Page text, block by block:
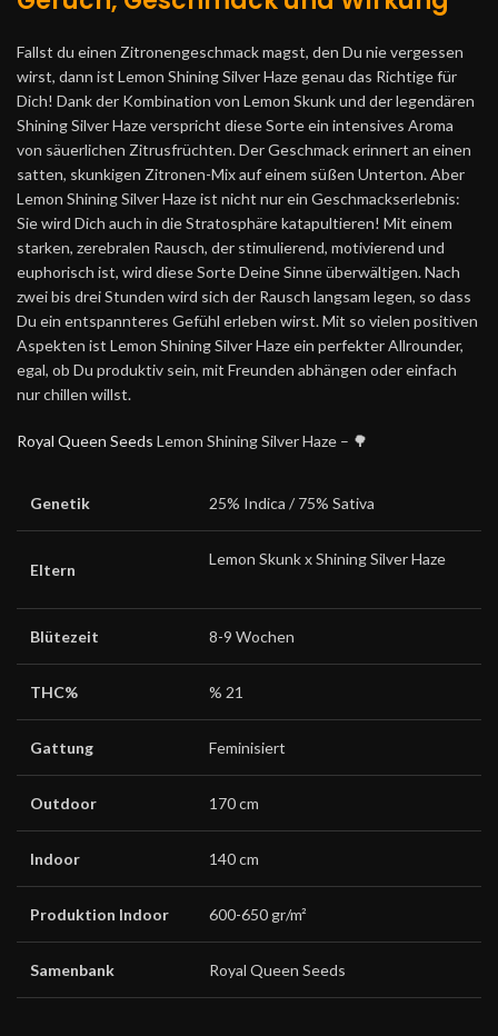
Fallst du einen Zitronengeschmack magst, den Du nie vergessen
wirst, dann ist Lemon Shining Silver Haze genau das Richtige für
Dich! Dank der Kombination von Lemon Skunk und der legendären
Shining Silver Haze verspricht diese Sorte ein intensives Aroma
von säuerlichen Zitrusfrüchten. Der Geschmack erinnert an einen
satten, skunkigen Zitronen-Mix auf einem süßen Unterton. Aber
Lemon Shining Silver Haze ist nicht nur ein Geschmackserlebnis:
Sie wird Dich auch in die Stratosphäre katapultieren! Mit einem
starken, zerebralen Rausch, der stimulierend, motivierend und
euphorisch ist, wird diese Sorte Deine Sinne überwältigen. Nach
zwei bis drei Stunden wird sich der Rausch langsam legen, so dass
Du ein entspannteres Gefühl erleben wirst. Mit so vielen positiven
Aspekten ist Lemon Shining Silver Haze ein perfekter Allrounder,
egal, ob Du produktiv sein, mit Freunden abhängen oder einfach
nur chillen willst.
Royal Queen Seeds Lemon Shining Silver Haze – 🌳
Genetik 25% Indica / 75% Sativa
Eltern
Lemon Skunk x Shining Silver Haze
Blütezeit 8-9 Wochen
THC% % 21
Gattung Feminisiert
Outdoor 170 cm
Indoor 140 cm
Produktion Indoor 600-650 gr/m²
Samenbank Royal Queen Seeds